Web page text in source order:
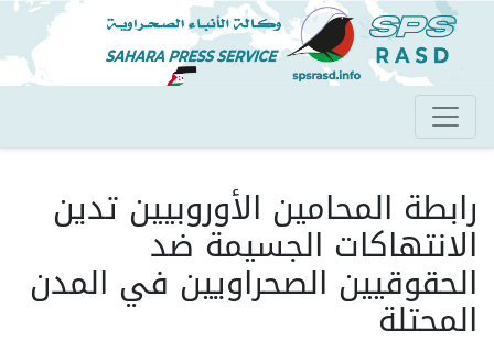
تجاوز
إلى
المحتوى
الرئيسي
رابطة المحامين الأوروبيين تدين
الانتهاكات الجسيمة ضد
الحقوقيين الصحراويين في المدن
المحتلة